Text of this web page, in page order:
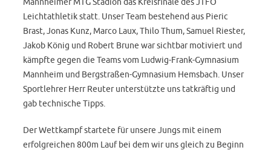
Leichtathletik statt. Unser Team bestehend aus Pieric
Brast, Jonas Kunz, Marco Laux, Thilo Thum, Samuel Riester,
Jakob König und Robert Brune war sichtbar motiviert und
kämpfte gegen die Teams vom Ludwig-Frank-Gymnasium
Mannheim und Bergstraßen-Gymnasium Hemsbach. Unser
Sportlehrer Herr Reuter unterstützte uns tatkräftig und
gab technische Tipps.
Der Wettkampf startete für unsere Jungs mit einem
erfolgreichen 800m Lauf bei dem wir uns gleich zu Beginn